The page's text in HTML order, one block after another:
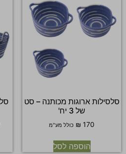
סלסילות ארוגות מכותנה – סט
של 3 יח'
₪ 170 כולל מע"מ
הוספה לסל